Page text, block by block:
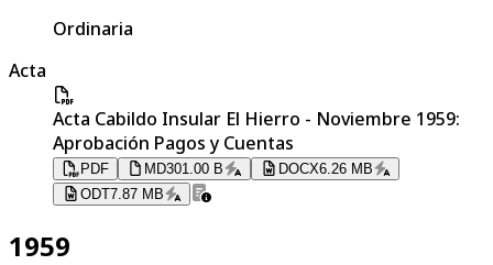
Ordinaria
Acta
Acta Cabildo Insular El Hierro - Noviembre 1959:
Aprobación Pagos y Cuentas
PDF MD301.00 B DOCX6.26 MB
ODT7.87 MB
1959